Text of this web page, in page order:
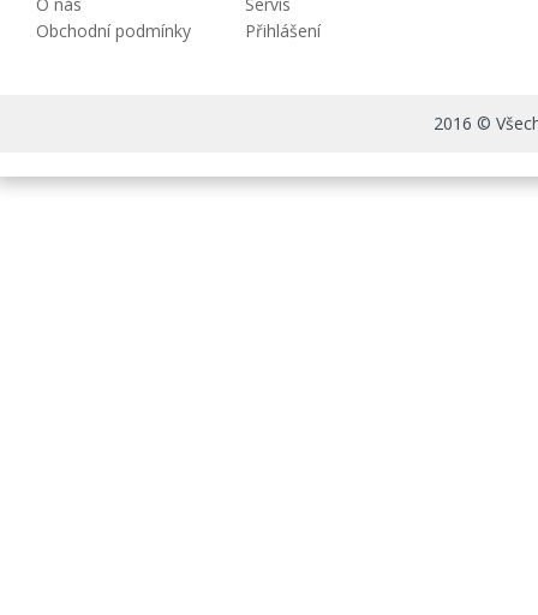
Obchodní podmínky
Přihlášení
2016 ©